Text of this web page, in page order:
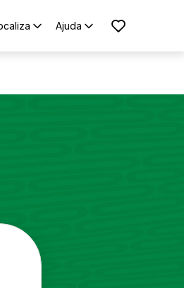
Ajuda